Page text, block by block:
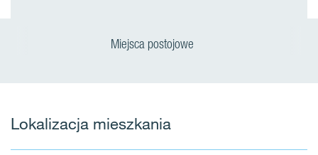
Miejsca postojowe
Lokalizacja mieszkania